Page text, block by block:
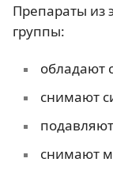
Препараты из
группы:
обладают
снимают
снимают